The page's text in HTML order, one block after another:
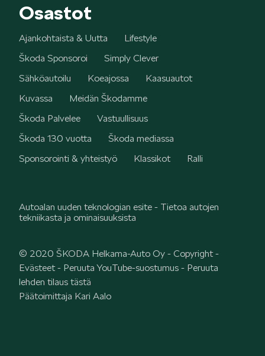
Osastot
Ajankohtaista & Uutta
Lifestyle
Škoda Sponsoroi
Simply Clever
Sähköautoilu
Koeajossa
Kaasuautot
Kuvassa
Meidän Škodamme
Škoda Palvelee
Vastuullisuus
Škoda 130 vuotta
Škoda mediassa
Sponsorointi & yhteistyö
Klassikot Ralli
Autoalan uuden teknologian esite - Tietoa autojen
tekniikasta ja ominaisuuksista
© 2020 ŠKODA Helkama-Auto Oy - Copyright-
Evästeet- Peruuta YouTube-suostumus - Peruuta
lehden tilaus tästä
Päätoimittaja Kari Aalo